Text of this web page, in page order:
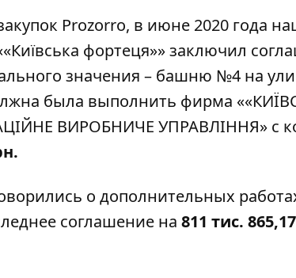
Prozorro, в июне 2020 года
«Київська фортеця»»заключил
значения – башню №4 на
была выполнить фирма
ВИРОБНИЧЕ УПРАВЛІННЯ» с
о дополнительных
соглашение на 811 тис.